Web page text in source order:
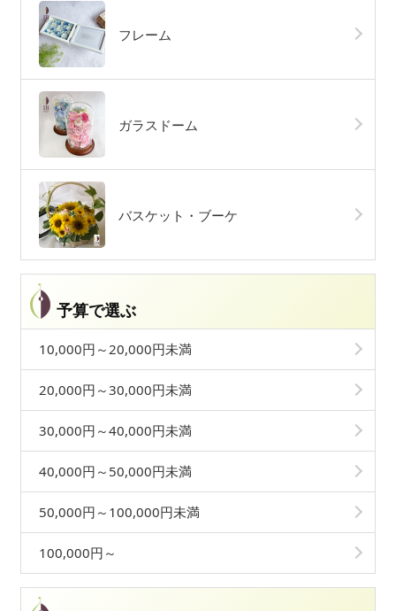
フレーム
ガラスドーム
バスケット・ブーケ
予算で選ぶ
10,000円～20,000円未満
20,000円～30,000円未満
30,000円～40,000円未満
40,000円～50,000円未満
50,000円～100,000円未満
100,000円～